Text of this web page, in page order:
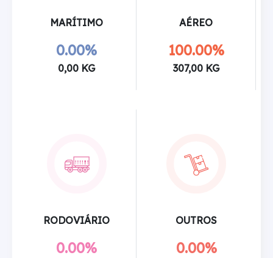
MARÍTIMO
0.00%
0,00 KG
AÉREO
100.00%
307,00 KG
RODOVIÁRIO
0.00%
OUTROS
0.00%